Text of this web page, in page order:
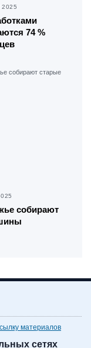
74 %
собирают
материалов
сетях